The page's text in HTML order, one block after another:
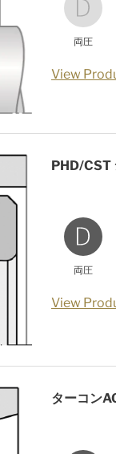
両圧
View
PHD/CST
両圧
View
ターコン